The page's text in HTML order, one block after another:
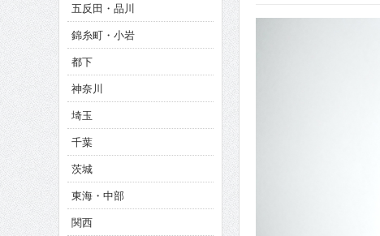
CINEMA×STYLE 285号
CINEMA×STYLE 294号
CINEMA×STYLE 293号
五反田・品川
錦糸町・小岩
都下
神奈川
埼玉
千葉
茨城
東海・中部
関西